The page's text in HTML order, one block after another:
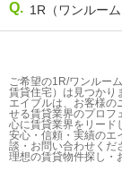
1R（ワンルー
ご希望の1R/ワンルー
賃貸住宅）は見つかり
エイブルは、お客様の
せる賃貸業界のプロフ
心に賃貸業界をリード
安心・信頼・実績のエ
談・お問い合わせくだ
理想の賃貸物件探し・